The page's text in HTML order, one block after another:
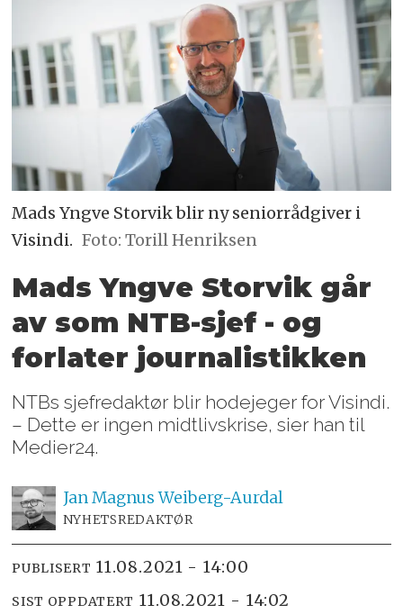
Mads Yngve Storvik blir ny seniorrådgiver i
Visindi. Foto: Torill Henriksen
Mads Yngve Storvik går
av som NTB-sjef - og
forlater journalistikken
NTBs sjefredaktør blir hodejeger for Visindi.
– Dette er ingen midtlivskrise, sier han til
Medier24.
Jan Magnus Weiberg-Aurdal
NYHETSREDAKTØR
PUBLISERT 11.08.2021 - 14:00
SIST OPPDATERT 11.08.2021 - 14:02